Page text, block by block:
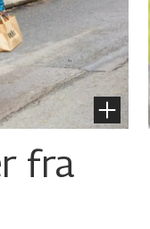
fra